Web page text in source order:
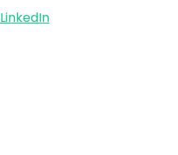
LinkedIn